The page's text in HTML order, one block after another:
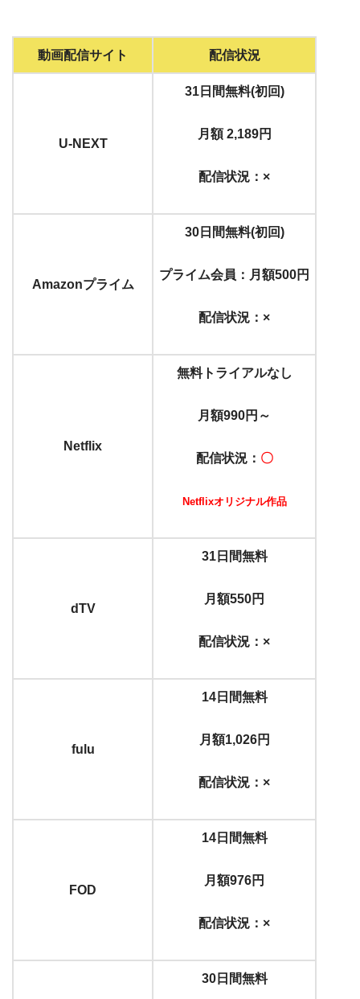
動画配信サイト 配信状況
U-NEXT
31日間無料(初回)
月額 2,189円
配信状況：×
Amazonプライム
30日間無料(初回)
プライム会員：月額500円
配信状況：×
Netflix
無料トライアルなし
月額990円～
配信状況： 〇
Netflixオリジナル作品
dTV
31日間無料
月額550円
配信状況：×
fulu
14日間無料
月額1,026円
配信状況：×
FOD
14日間無料
月額976円
配信状況：×
30日間無料